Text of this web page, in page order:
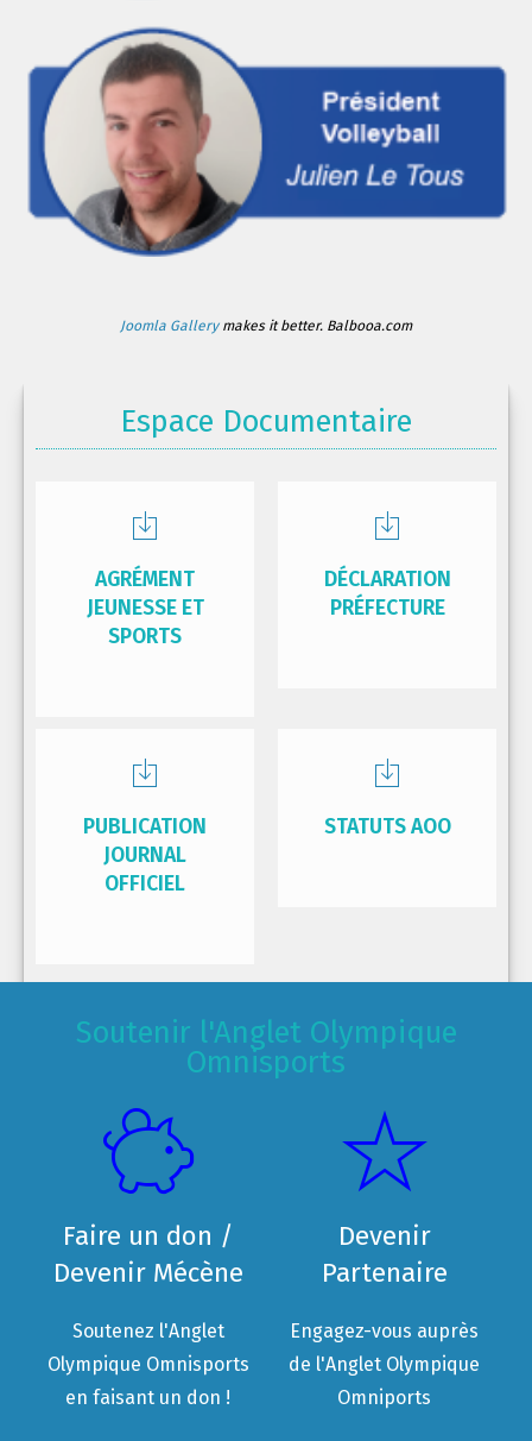
Joomla Gallerymakes it better. Balbooa.com
Espace Documentaire
AGRÉMENT
JEUNESSE ET
SPORTS
DÉCLARATION
PRÉFECTURE
PUBLICATION
JOURNAL
OFFICIEL
STATUTS AOO
Soutenir l'Anglet Olympique
Omnisports
Faire un don /
Devenir Mécène
Soutenez l'Anglet
Olympique Omnisports
en faisant un don !
Devenir
Partenaire
Engagez-vous auprès
de l'Anglet Olympique
Omniports